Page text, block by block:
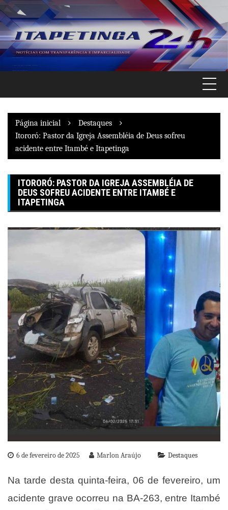
Pular
para
o
conteúdo
Página inicial
Destaques
Itororó: Pastor da Igreja Assembléia de Deus sofreu
acidente entre Itambé e Itapetinga
ITORORÓ: PASTOR DA IGREJA ASSEMBLÉIA DE
DEUS SOFREU ACIDENTE ENTRE ITAMBÉ E
ITAPETINGA
6 de fevereiro de 2025 Marlon Araújo Destaques
Na tarde desta quinta-feira, 06 de fevereiro, um
acidente grave ocorreu na BA-263, entre Itambé